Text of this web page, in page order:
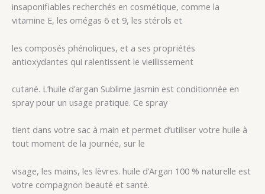
insaponifiables recherchés en cosmétique, comme la
vitamine E, les omégas 6 et 9, les stérols et
les composés phénoliques, et a ses propriétés
antioxydantes qui ralentissent le vieillissement
cutané. L’huile d’argan Sublime Jasmin est conditionnée en
spray pour un usage pratique. Ce spray
tient dans votre sac à main et permet d’utiliser votre huile à
tout moment de la journée, sur le
visage, les mains, les lèvres. huile d’Argan 100 % naturelle est
votre compagnon beauté et santé.